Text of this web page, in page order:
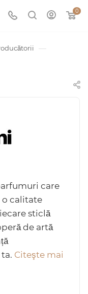
0
—
care
calitate
sticlă
de artă
Citeşte mai